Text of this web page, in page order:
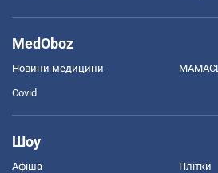
MedOboz
Новини медицини
Covid
Шоу
Афіша Плітки